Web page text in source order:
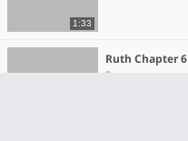
1:33
Ruth Chapter 6
0 просмотров